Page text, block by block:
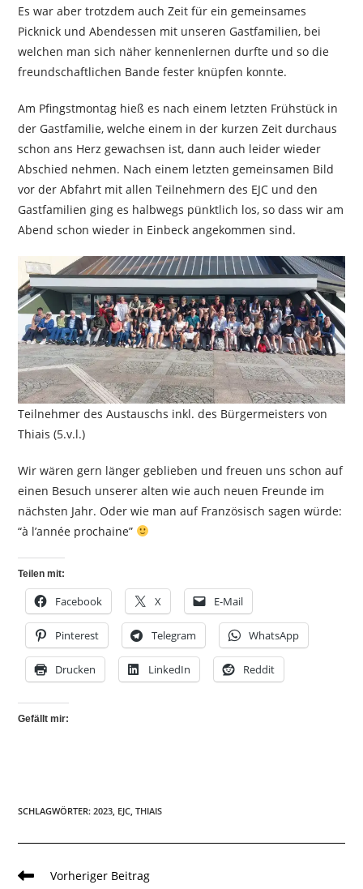
Es war aber trotzdem auch Zeit für ein gemeinsames
Picknick und Abendessen mit unseren Gastfamilien, bei
welchen man sich näher kennenlernen durfte und so die
freundschaftlichen Bande fester knüpfen konnte.
Am Pfingstmontag hieß es nach einem letzten Frühstück in
der Gastfamilie, welche einem in der kurzen Zeit durchaus
schon ans Herz gewachsen ist, dann auch leider wieder
Abschied nehmen. Nach einem letzten gemeinsamen Bild
vor der Abfahrt mit allen Teilnehmern des EJC und den
Gastfamilien ging es halbwegs pünktlich los, so dass wir am
Abend schon wieder in Einbeck angekommen sind.
Teilnehmer des Austauschs inkl. des Bürgermeisters von
Thiais (5.v.l.)
Wir wären gern länger geblieben und freuen uns schon auf
einen Besuch unserer alten wie auch neuen Freunde im
nächsten Jahr. Oder wie man auf Französisch sagen würde:
“à l’année prochaine”
Teilen mit:
Facebook X E-Mail
Pinterest Telegram WhatsApp
Drucken LinkedIn Reddit
Gefällt mir:
SCHLAGWÖRTER:2023 EJC THIAIS
WeitereVorheriger Beitrag